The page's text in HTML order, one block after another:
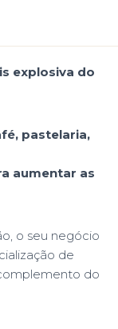
explosiva do
pastelaria,
aumentar as
o seu negócio
de
do